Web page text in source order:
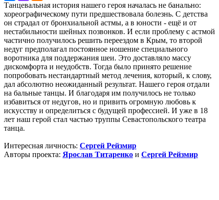
Танцевальная история нашего героя началась не банально:
хореографическому пути предшествовала болезнь. С детства
он страдал от бронхиальной астмы, а в юности - ещё и от
нестабильности шейных позвонков. И если проблему с астмой
частично получилось решить переездом в Крым, то второй
недуг предполагал постоянное ношение специального
воротника для поддержания шеи. Это доставляло массу
дискомфорта и неудобств. Тогда было принято решение
попробовать нестандартный метод лечения, который, к слову,
дал абсолютно неожиданный результат. Нашего героя отдали
на бальные танцы. И благодаря им получилось не только
избавиться от недугов, но и привить огромную любовь к
искусству и определиться с будущей профессией. И уже в 18
лет наш герой стал частью труппы Севастопольского театра
танца.
Интересная личность: Сергей Рейзмир
Авторы проекта: Ярослав Титаренко и Сергей Рейзмир